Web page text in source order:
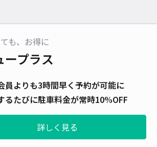
も、お得に
ープラス
員よりも3時間早く予約が可能に
るたびに駐車料金が常時10%OFF
詳しく見る